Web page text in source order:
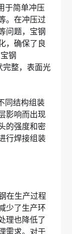
于简单冲压
。在冲压过
问题，宝钢
，确保了良
钢
整，表面光
同结构组装
影响而出现
的强度和密
行焊接组装
在生产过程
少了生产环
理也降低了
需求。对于